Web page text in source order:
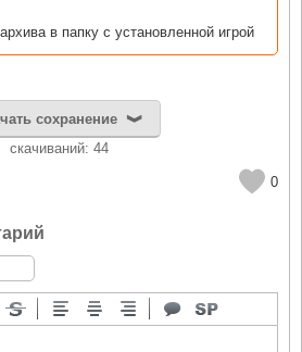
в папку с установленной игрой
сохранение
cкачиваний: 44
0